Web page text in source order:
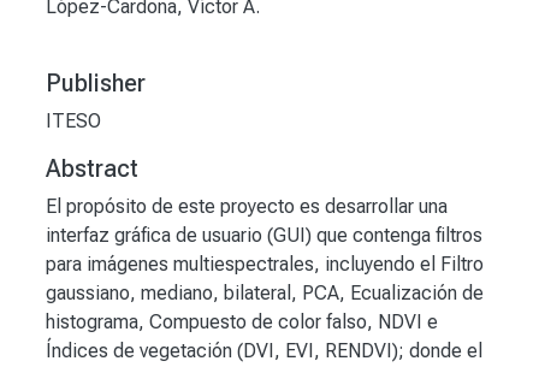
López-Cardona, Víctor A.
Publisher
ITESO
Abstract
El propósito de este proyecto es desarrollar una
interfaz gráfica de usuario (GUI) que contenga filtros
para imágenes multiespectrales, incluyendo el Filtro
gaussiano, mediano, bilateral, PCA, Ecualización de
histograma, Compuesto de color falso, NDVI e
Índices de vegetación (DVI, EVI, RENDVI); donde el